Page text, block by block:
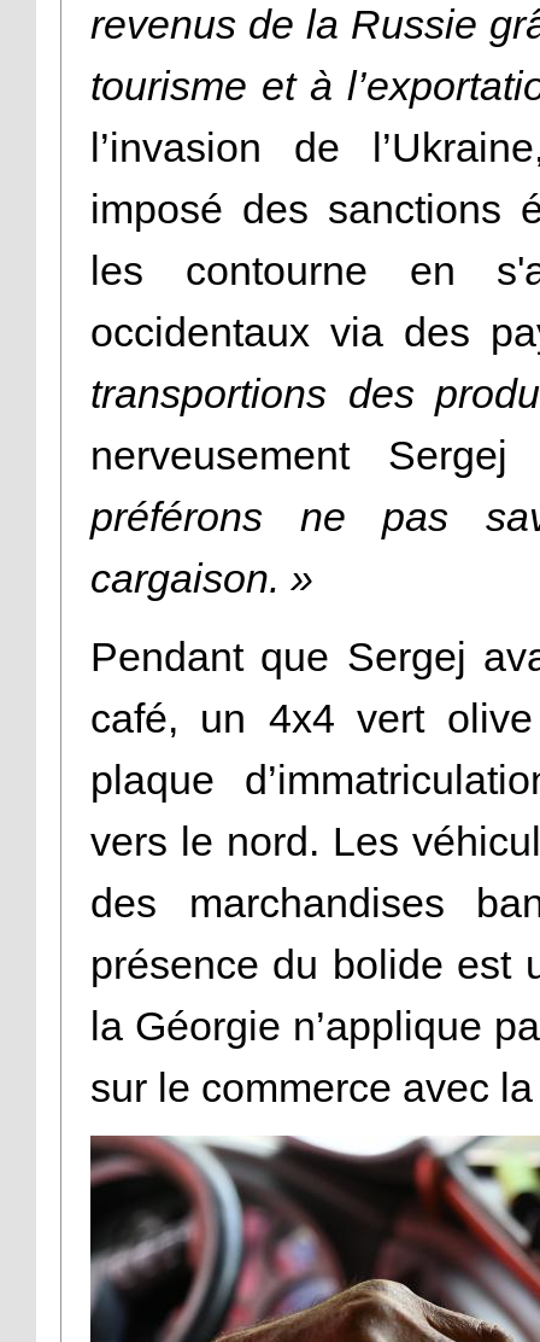
revenus de la Russie
tourisme et à
l’invasion de
imposé des sanctions
les contourne en
occidentaux via des
transportions des
nerveusement
préférons ne pas
cargaison. »
Pendant que Sergej
café, un 4x4 vert olive
plaque
vers le nord. Les
des marchandises
présence du bolide est
la Géorgie n’applique
sur le commerce avec